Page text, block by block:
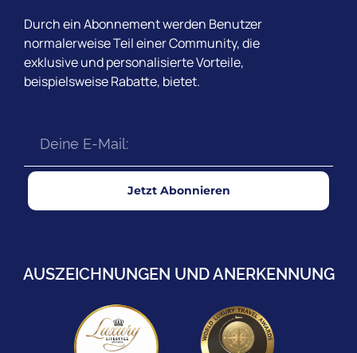
Durch ein Abonnement werden Benutzer
normalerweise Teil einer Community, die
exklusive und personalisierte Vorteile,
beispielsweise Rabatte, bietet.
Jetzt Abonnieren
AUSZEICHNUNGEN UND ANERKENNUNG